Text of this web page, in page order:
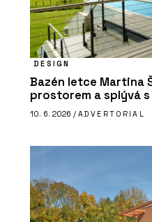
DESIGN
Bazén letce Martina
prostorem a splývá
10. 6. 2026 / ADVERTORIAL